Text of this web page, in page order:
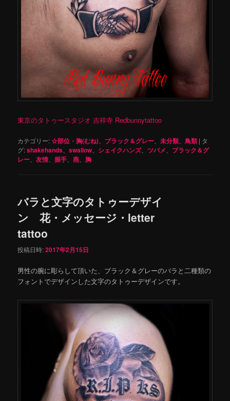
東京のタトゥースタジオ 吉祥寺 Redbunnytattoo
カテゴリー:☆部位・胸(むね) ブラック＆グレー 、未分類 、鳥類 | タ
グ:shakehands 、swallow シェイクハンズ、ツバメ
ブラック＆グ
レー 、友情 、握手 、燕 胸
バラと文字のタトゥーデザイ
ン 花・メッセージ・letter
tattoo
投稿日時:2017年2月15日
男性の腕に彫らして頂いた、ブラック＆グレーのバラと二種類の
フォントでデザインした文字のタトゥーデザインです。